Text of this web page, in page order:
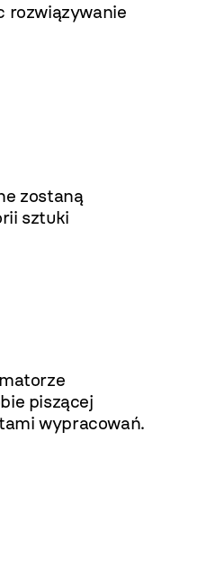
rozwiązywanie
zostaną
sztuki
piszącej
wypracowań.